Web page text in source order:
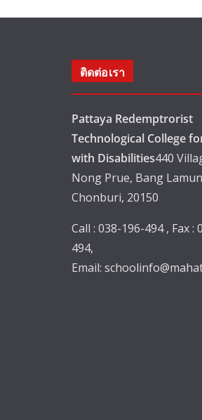
ติดต่อเรา
Pattaya Redemptrorist
Technological College
with Disabilities440
Nong Prue, Bang
Chonburi, 20150
Call : 038-196-494 , Fax :
494,
Email: